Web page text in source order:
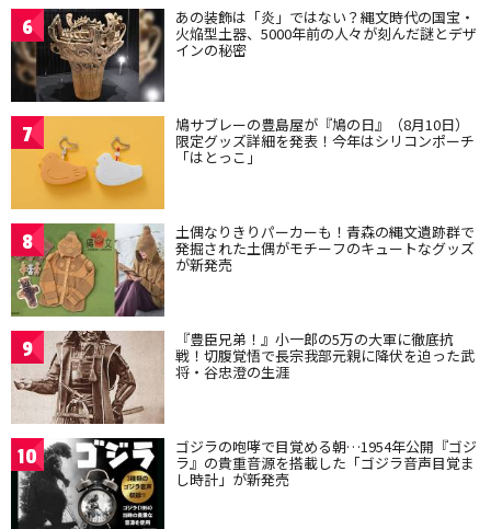
6 あの装飾は「炎」ではない？縄文時代の国宝・
火焔型土器、5000年前の人々が刻んだ謎とデザ
インの秘密
7 鳩サブレーの豊島屋が『鳩の日』（8月10日）
限定グッズ詳細を発表！今年はシリコンポーチ
「はとっこ」
8 土偶なりきりパーカーも！青森の縄文遺跡群で
発掘された土偶がモチーフのキュートなグッズ
が新発売
9 『豊臣兄弟！』小一郎の5万の大軍に徹底抗
戦！切腹覚悟で長宗我部元親に降伏を迫った武
将・谷忠澄の生涯
10 ゴジラの咆哮で目覚める朝…1954年公開『ゴジ
ラ』の貴重音源を搭載した「ゴジラ音声目覚ま
し時計」が新発売